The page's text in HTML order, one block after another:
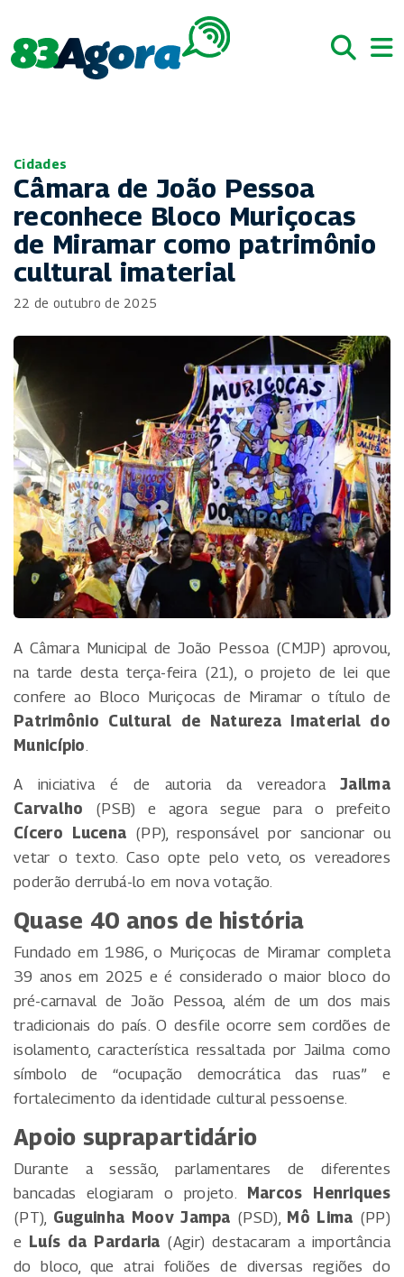
Cidades
Câmara de João Pessoa
reconhece Bloco Muriçocas
de Miramar como patrimônio
cultural imaterial
22 de outubro de 2025
A Câmara Municipal de João Pessoa (CMJP) aprovou,
na tarde desta terça-feira (21), o projeto de lei que
confere ao Bloco Muriçocas de Miramar o título de
Patrimônio Cultural de Natureza Imaterial do
Município.
A iniciativa é de autoria da vereadoraJailma
Carvalho (PSB) e agora segue para o prefeito
Cícero Lucena (PP), responsável por sancionar ou
vetar o texto. Caso opte pelo veto, os vereadores
poderão derrubá-lo em nova votação.
Quase 40 anos de história
Fundado em 1986, o Muriçocas de Miramar completa
39 anos em 2025 e é considerado o maior bloco do
pré-carnaval de João Pessoa, além de um dos mais
tradicionais do país. O desfile ocorre sem cordões de
isolamento, característica ressaltada por Jailma como
símbolo de “ocupação democrática das ruas” e
fortalecimento da identidade cultural pessoense.
Apoio suprapartidário
Durante a sessão, parlamentares de diferentes
bancadas elogiaram o projeto.
Marcos Henriques
(PT), Guguinha Moov Jampa (PSD), Mô Lima (PP)
e Luís da Pardaria (Agir) destacaram a importância
do bloco, que atrai foliões de diversas regiões do